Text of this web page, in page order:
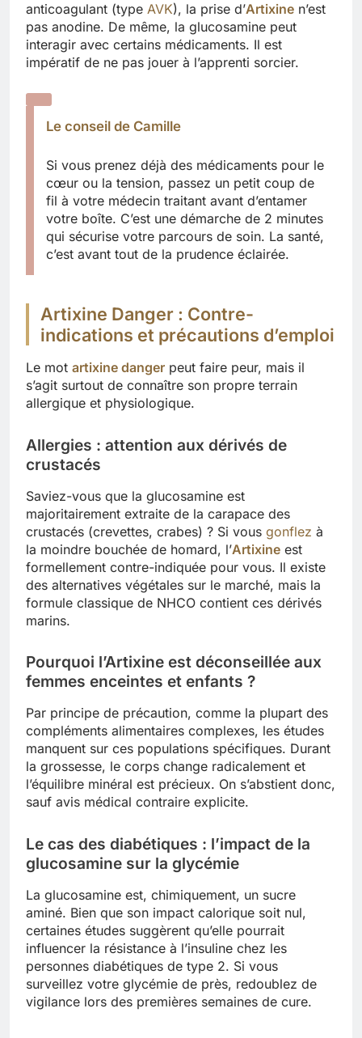
anticoagulant (type AVK), la prise d’Artixine n’est
pas anodine. De même, la glucosamine peut
interagir avec certains médicaments. Il est
impératif de ne pas jouer à l’apprenti sorcier.
Le conseil de Camille
Si vous prenez déjà des médicaments pour le
cœur ou la tension, passez un petit coup de
fil à votre médecin traitant avant d’entamer
votre boîte. C’est une démarche de 2 minutes
qui sécurise votre parcours de soin. La santé,
c’est avant tout de la prudence éclairée.
Artixine Danger : Contre-
indications et précautions d’emploi
Le mot artixine danger peut faire peur, mais il
s’agit surtout de connaître son propre terrain
allergique et physiologique.
Allergies : attention aux dérivés de
crustacés
Saviez-vous que la glucosamine est
majoritairement extraite de la carapace des
crustacés (crevettes, crabes) ? Si vous gonflez à
la moindre bouchée de homard, l’Artixine est
formellement contre-indiquée pour vous. Il existe
des alternatives végétales sur le marché, mais la
formule classique de NHCO contient ces dérivés
marins.
Pourquoi l’Artixine est déconseillée aux
femmes enceintes et enfants ?
Par principe de précaution, comme la plupart des
compléments alimentaires complexes, les études
manquent sur ces populations spécifiques. Durant
la grossesse, le corps change radicalement et
l’équilibre minéral est précieux. On s’abstient donc,
sauf avis médical contraire explicite.
Le cas des diabétiques : l’impact de la
glucosamine sur la glycémie
La glucosamine est, chimiquement, un sucre
aminé. Bien que son impact calorique soit nul,
certaines études suggèrent qu’elle pourrait
influencer la résistance à l’insuline chez les
personnes diabétiques de type 2. Si vous
surveillez votre glycémie de près, redoublez de
vigilance lors des premières semaines de cure.